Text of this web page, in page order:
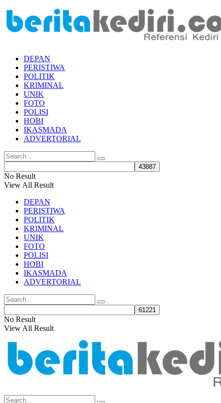
DEPAN
PERISTIWA
POLITIK
KRIMINAL
UNIK
FOTO
POLISI
HOBI
IKASMADA
ADVERTORIAL
No Result
View All Result
DEPAN
PERISTIWA
POLITIK
KRIMINAL
UNIK
FOTO
POLISI
HOBI
IKASMADA
ADVERTORIAL
No Result
View All Result